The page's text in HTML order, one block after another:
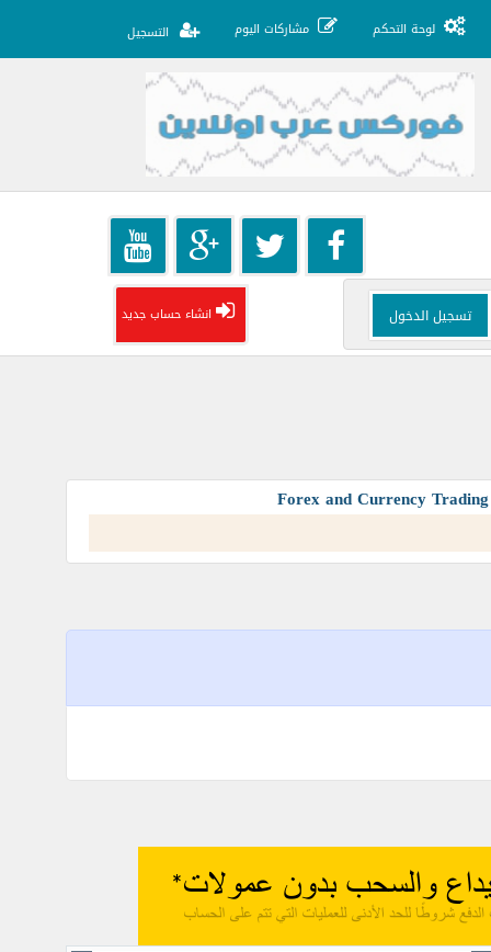
لوحة التحكم مشاركات اليوم التسجيل
انشاء حساب جديد